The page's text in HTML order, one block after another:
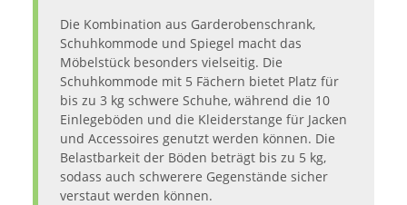
Die Kombination aus Garderobenschrank,
Schuhkommode und Spiegel macht das
Möbelstück besonders vielseitig. Die
Schuhkommode mit 5 Fächern bietet Platz für
bis zu 3 kg schwere Schuhe, während die 10
Einlegeböden und die Kleiderstange für Jacken
und Accessoires genutzt werden können. Die
Belastbarkeit der Böden beträgt bis zu 5 kg,
sodass auch schwerere Gegenstände sicher
verstaut werden können.